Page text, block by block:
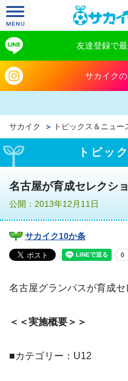
友達登録で
サカイク
サカイク トピックス＆ニュー
トピッ
名古屋が育成セレクシ
公開：2013年12月11日
サカイク10か条
名古屋グランパスが育成セ
＜＜実施概要＞＞
■カテゴリー：U12